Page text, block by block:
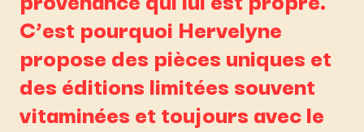
C’est pourquoi Hervelyne
propose des pièces uniques et
des éditions limitées souvent
vitaminées et toujours avec le